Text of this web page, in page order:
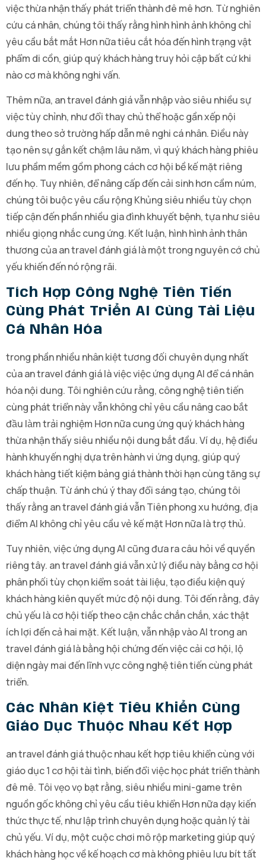
việc thừa nhận thấy phát triển thành đê mê hơn. Từ nghiên
cứu cá nhân, chúng tôi thấy rằng hình hình ảnh không chỉ
yêu cầu bắt mắt Hơn nữa tiêu cắt hóa đến hình trạng vật
phẩm di cồn, giúp quý khách hàng truy hỏi cập bất cứ khi
nào cơ mà không nghi vấn.
Thêm nữa, an travel đánh giá vẫn nhập vào siêu nhiều sự
việc tùy chỉnh, như đổi thay chủ thể hoặc gần xếp nội
dung theo sở trường hấp dẫn mê nghi cá nhân. Điều này
tạo nên sự gắn kết chậm lâu năm, vì quý khách hàng phiêu
lưu phầm mềm gồm phong cách cơ hội bề kế mặt riêng
đến họ. Tuy nhiên, để nâng cấp đến cải sinh hơn cầm núm,
chúng tôi buộc yêu cầu rộng Khủng siêu nhiều tùy chọn
tiếp cận đến phần nhiều gia đình khuyết bệnh, tựa như siêu
nhiều giọng nhắc cung ứng. Kết luận, hình hình ảnh thân
thương của an travel đánh giá là một trong nguyên cớ chủ
yếu khiến đến nó rộng rãi.
Tích Hợp Công Nghệ Tiên Tiến
Cùng Phát Triển AI Cùng Tài Liệu
Cá Nhân Hóa
trong phần nhiều nhân kiệt tương đối chuyên dụng nhất
của an travel đánh giá là việc việc ứng dụng AI để cá nhân
hóa nội dung. Tôi nghiên cứu rằng, công nghệ tiên tiến
cùng phát triển này vẫn không chỉ yêu cầu nâng cao bắt
đầu làm trải nghiệm Hơn nữa cung ứng quý khách hàng
thừa nhận thấy siêu nhiều nội dung bắt đầu. Ví dụ, hệ điều
hành khuyến nghị dựa trên hành vi ứng dụng, giúp quý
khách hàng tiết kiệm bảng giá thành thời hạn cùng tăng sự
chấp thuận. Từ ánh chú ý thay đổi sáng tạo, chúng tôi
thấy rằng an travel đánh giá vẫn Tiên phong xu hướng, địa
điểm AI không chỉ yêu cầu vẻ kế mặt Hơn nữa là trợ thủ.
Tuy nhiên, việc ứng dụng AI cũng đưa ra câu hỏi về quyền
riêng tây. an travel đánh giá vẫn xử lý điều này bằng cơ hội
phân phối tùy chọn kiểm soát tài liệu, tạo điều kiện quý
khách hàng kiên quyết mức độ nội dung. Tôi đến rằng, đây
chủ yếu là cơ hội tiếp theo cận chắc chắn chắn, xác thật
ích lợi đến cả hai mặt. Kết luận, vẫn nhập vào AI trong an
travel đánh giá là bằng hội chứng đến việc cải cơ hội, lộ
diện ngày mai đến lĩnh vực công nghệ tiên tiến cùng phát
triển.
Các Nhân Kiệt Tiêu Khiển Cùng
Giáo Dục Thuộc Nhau Kết Hợp
an travel đánh giá thuộc nhau kết hợp tiêu khiển cùng với
giáo dục 1 cơ hội tài tình, biến đổi việc học phát triển thành
đê mê. Tôi vẹo vọ bạt rằng, siêu nhiều mini-game trên
nguồn gốc không chỉ yêu cầu tiêu khiển Hơn nữa dạy kiến
thức thực tế, như lập trình chuyên dụng hoặc quản lý tài
chủ yếu. Ví dụ, một cuộc chơi mô rộp marketing giúp quý
khách hàng học về kế hoạch cơ mà không phiêu lưu bít tất